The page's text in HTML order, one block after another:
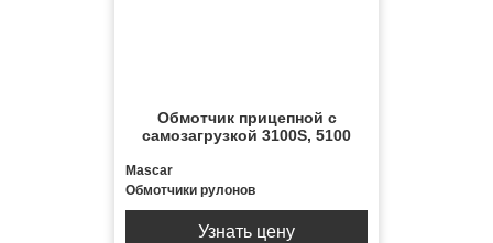
Обмотчик прицепной с
самозагрузкой 3100S, 5100
Mascar
Обмотчики рулонов
Узнать цену